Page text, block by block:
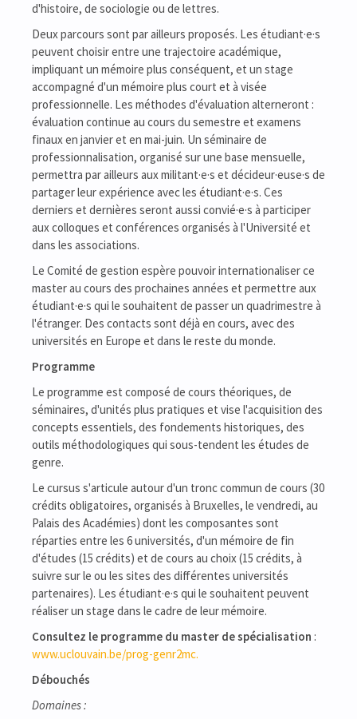
d'histoire, de sociologie ou de lettres.
Deux parcours sont par ailleurs proposés. Les étudiant·e·s
peuvent choisir entre une trajectoire académique,
impliquant un mémoire plus conséquent, et un stage
accompagné d'un mémoire plus court et à visée
professionnelle. Les méthodes d'évaluation alterneront :
évaluation continue au cours du semestre et examens
finaux en janvier et en mai-juin. Un séminaire de
professionnalisation, organisé sur une base mensuelle,
permettra par ailleurs aux militant·e·s et décideur·euse·s de
partager leur expérience avec les étudiant·e·s. Ces
derniers et dernières seront aussi convié·e·s à participer
aux colloques et conférences organisés à l'Université et
dans les associations.
Le Comité de gestion espère pouvoir internationaliser ce
master au cours des prochaines années et permettre aux
étudiant·e·s qui le souhaitent de passer un quadrimestre à
l'étranger. Des contacts sont déjà en cours, avec des
universités en Europe et dans le reste du monde.
Programme
Le programme est composé de cours théoriques, de
séminaires, d'unités plus pratiques et vise l'acquisition des
concepts essentiels, des fondements historiques, des
outils méthodologiques qui sous-tendent les études de
genre.
Le cursus s'articule autour d'un tronc commun de cours (30
crédits obligatoires, organisés à Bruxelles, le vendredi, au
Palais des Académies) dont les composantes sont
réparties entre les 6 universités, d'un mémoire de fin
d'études (15 crédits) et de cours au choix (15 crédits, à
suivre sur le ou les sites des différentes universités
partenaires). Les étudiant·e·s qui le souhaitent peuvent
réaliser un stage dans le cadre de leur mémoire.
Consultez le programme du master de spécialisation :
www.uclouvain.be/prog-genr2mc.
Débouchés
Domaines :